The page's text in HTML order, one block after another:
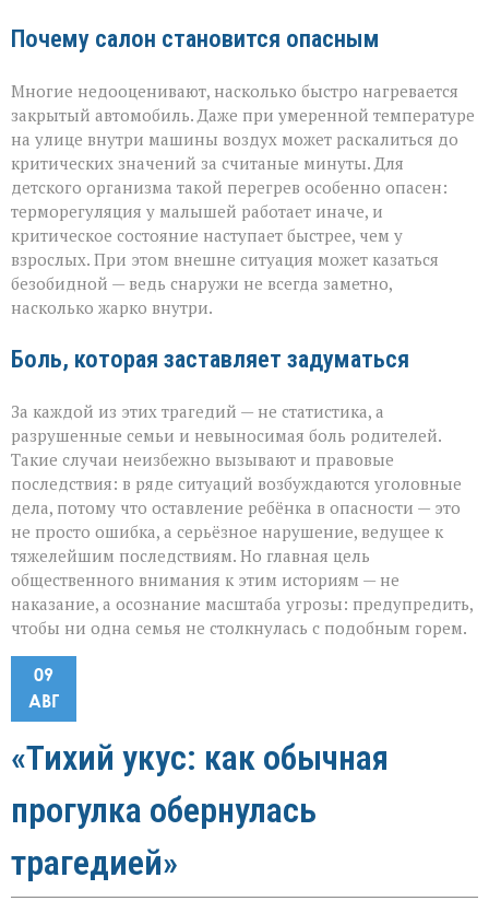
Почему салон становится опасным
Многие недооценивают, насколько быстро нагревается
закрытый автомобиль. Даже при умеренной температуре
на улице внутри машины воздух может раскалиться до
критических значений за считаные минуты. Для
детского организма такой перегрев особенно опасен:
терморегуляция у малышей работает иначе, и
критическое состояние наступает быстрее, чем у
взрослых. При этом внешне ситуация может казаться
безобидной — ведь снаружи не всегда заметно,
насколько жарко внутри.
Боль, которая заставляет задуматься
За каждой из этих трагедий — не статистика, а
разрушенные семьи и невыносимая боль родителей.
Такие случаи неизбежно вызывают и правовые
последствия: в ряде ситуаций возбуждаются уголовные
дела, потому что оставление ребёнка в опасности — это
не просто ошибка, а серьёзное нарушение, ведущее к
тяжелейшим последствиям. Но главная цель
общественного внимания к этим историям — не
наказание, а осознание масштаба угрозы: предупредить,
чтобы ни одна семья не столкнулась с подобным горем.
09
АВГ
«Тихий укус: как обычная
прогулка обернулась
трагедией»